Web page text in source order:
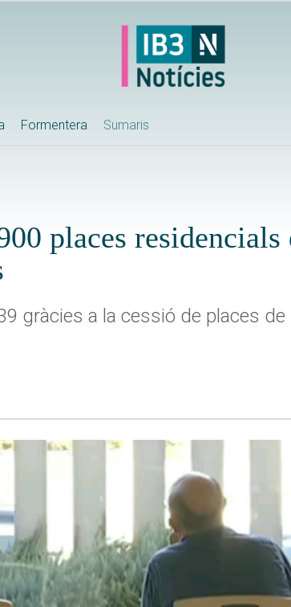
Formentera Sumaris
places residencials
gràcies a la cessió de places